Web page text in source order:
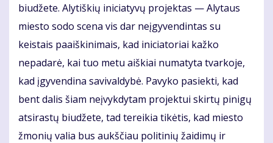
biudžete. Alytiškių iniciatyvų projektas — Alytaus
miesto sodo scena vis dar neįgyvendintas su
keistais paaiškinimais, kad iniciatoriai kažko
nepadarė, kai tuo metu aiškiai numatyta tvarkoje,
kad įgyvendina savivaldybė. Pavyko pasiekti, kad
bent dalis šiam neįvykdytam projektui skirtų pinigų
atsirastų biudžete, tad tereikia tikėtis, kad miesto
žmonių valia bus aukščiau politinių žaidimų ir